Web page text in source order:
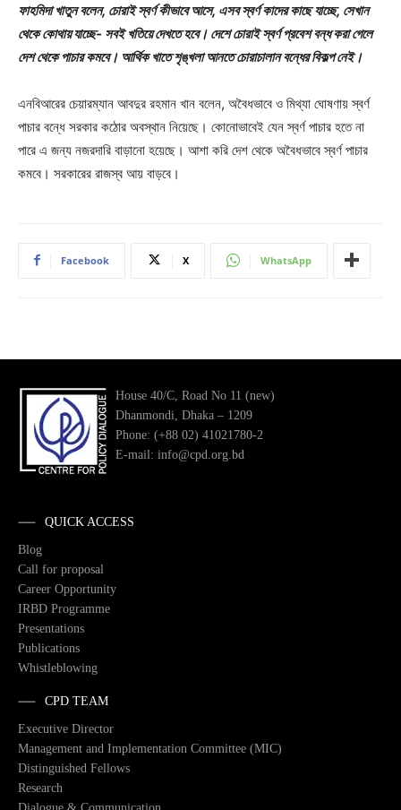
ফাহমিদা খাতুন বলেন, চোরাই স্বর্ণ কীভাবে আসে, এসব স্বর্ণ কাদের কাছে যাচ্ছে, সেখান
থেকে কোথায় যাচ্ছে- সবই খতিয়ে দেখতে হবে। দেশে চোরাই স্বর্ণ প্রবেশ বন্ধ করা গেলে
দেশ থেকে পাচার কমবে। আর্থিক খাতে শৃঙ্খলা আনতে চোরাচালান বন্ধের বিকল্প নেই।
এনবিআরের চেয়ারম্যান আবদুর রহমান খান বলেন, অবৈধভাবে ও মিথ্যা ঘোষণায় স্বর্ণ
পাচার বন্ধে সরকার কঠোর অবস্থান নিয়েছে। কোনোভাবেই যেন স্বর্ণ পাচার হতে না
পারে এ জন্য নজরদারি বাড়ানো হয়েছে। আশা করি দেশ থেকে অবৈধভাবে স্বর্ণ পাচার
কমবে। সরকারের রাজস্ব আয় বাড়বে।
Facebook X WhatsApp
House 40/C, Road No 11 (new)
Dhanmondi, Dhaka – 1209
Phone: (+88 02) 41021780-2
E-mail: info@cpd.org.bd
QUICK ACCESS
Blog
Call for proposal
Career Opportunity
IRBD Programme
Presentations
Publications
Whistleblowing
CPD TEAM
Executive Director
Management and Implementation Committee (MIC)
Distinguished Fellows
Research